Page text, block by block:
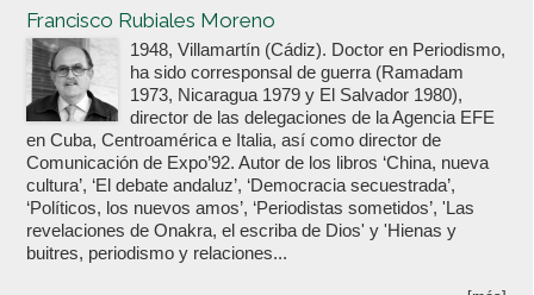
Francisco Rubiales Moreno
1948, Villamartín (Cádiz). Doctor en Periodismo,
ha sido corresponsal de guerra (Ramadam
1973, Nicaragua 1979 y El Salvador 1980),
director de las delegaciones de la Agencia EFE
en Cuba, Centroamérica e Italia, así como director de
Comunicación de Expo’92. Autor de los libros ‘China, nueva
cultura’, ‘El debate andaluz’, ‘Democracia secuestrada’,
‘Políticos, los nuevos amos’, ‘Periodistas sometidos’, 'Las
revelaciones de Onakra, el escriba de Dios' y 'Hienas y
buitres, periodismo y relaciones...